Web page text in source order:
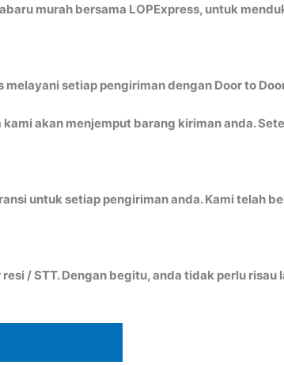
murah bersama LOPExpress, untuk
setiap pengiriman dengan Door to
akan menjemput barang kiriman anda.
untuk setiap pengiriman anda. Kami telah
/ STT. Dengan begitu, anda tidak perlu risau